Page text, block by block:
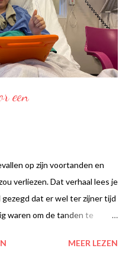
een
op zijn voortanden en
verliezen. Dat verhaal lees je
dat er wel ter zijner tijd
waren om de tanden te
in Zwolle, daar
MEER LEZEN